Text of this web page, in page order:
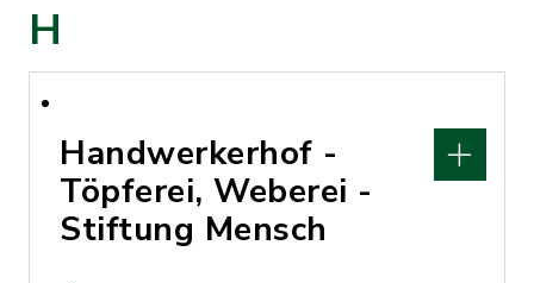
H
Handwerkerhof -
Töpferei, Weberei -
Stiftung Mensch